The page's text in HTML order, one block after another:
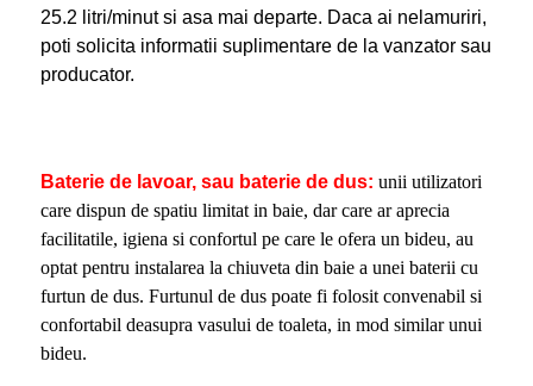
25.2 litri/minut si asa mai departe. Daca ai nelamuriri,
poti solicita informatii suplimentare de la vanzator sau
producator.
Baterie de lavoar, sau baterie de dus: unii utilizatori
care dispun de spatiu limitat in baie, dar care ar aprecia
facilitatile, igiena si confortul pe care le ofera un bideu, au
optat pentru instalarea la chiuveta din baie a unei baterii cu
furtun de dus. Furtunul de dus poate fi folosit convenabil si
confortabil deasupra vasului de toaleta, in mod similar unui
bideu.